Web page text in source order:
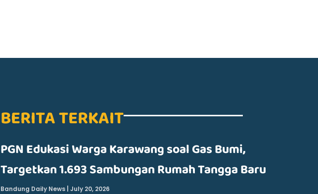
BERITA TERKAIT
PGN Edukasi Warga Karawang soal Gas Bumi,
Targetkan 1.693 Sambungan Rumah Tangga Baru
Bandung Daily News July 20, 2026